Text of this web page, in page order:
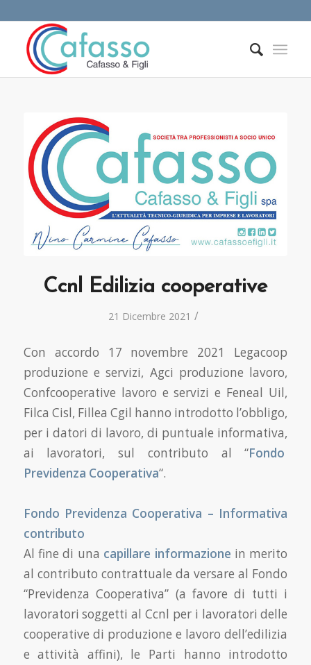
Ccnl Edilizia cooperative
21 Dicembre 2021 /
Con accordo 17 novembre 2021 Legacoop
produzione e servizi, Agci produzione lavoro,
Confcooperative lavoro e servizi e Feneal Uil,
Filca Cisl, Fillea Cgil hanno introdotto l’obbligo,
per i datori di lavoro, di puntuale informativa,
ai lavoratori, sul contributo al “Fondo
Previdenza Cooperativa“.
Fondo Previdenza Cooperativa – Informativa
contributo
Al fine di una capillare informazione in merito
al contributo contrattuale da versare al Fondo
“Previdenza Cooperativa” (a favore di tutti i
lavoratori soggetti al Ccnl per i lavoratori delle
cooperative di produzione e lavoro dell’edilizia
e attività affini), le Parti hanno introdotto